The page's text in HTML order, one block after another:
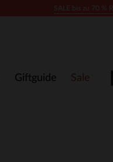
Giftguide Sale